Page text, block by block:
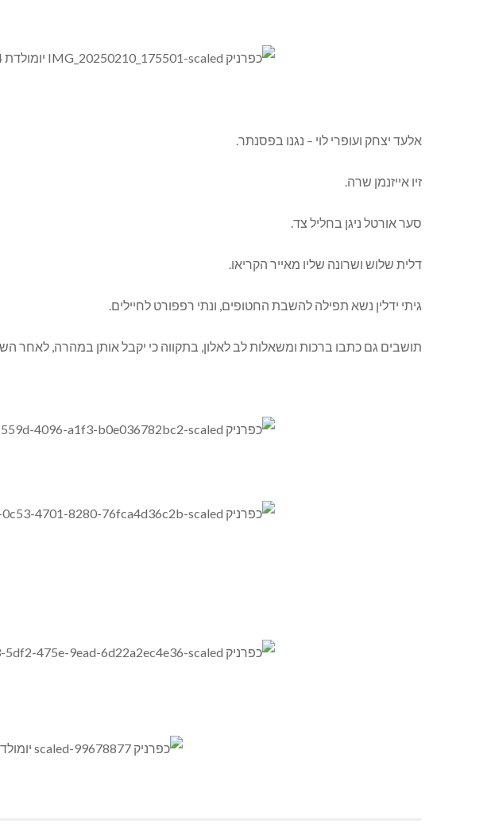
אלעד יצחק ועופרי לוי – נגנו בפסנתר.
זיו אייזנמן שרה.
סער אורטל ניגן בחליל צד.
דלית שלוש ושרונה שליו מאייר הקריאו.
גיתי ידלין נשא תפילה להשבת החטופים, ונתי רפפורט לחיילים.
תושבים גם כתבו ברכות ומשאלות לב לאלון, בתקווה כי יקבל אותן במהרה, לאחר